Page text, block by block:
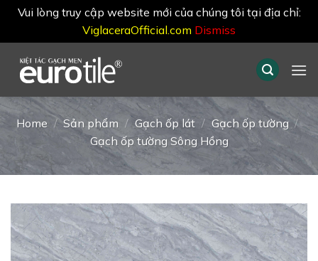
Vui lòng truy cập website mới của chúng tôi tại địa chỉ:
ViglaceraOfficial.com Dismiss
content
Home / Sản phẩm / Gạch ốp lát / Gạch ốp tường /
Gạch ốp tường Sông Hồng